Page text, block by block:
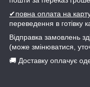
✔повна оплата на
переведення в готівку
Відправка замовлень
(може змінюватися,
🚚 Доставку оплачує